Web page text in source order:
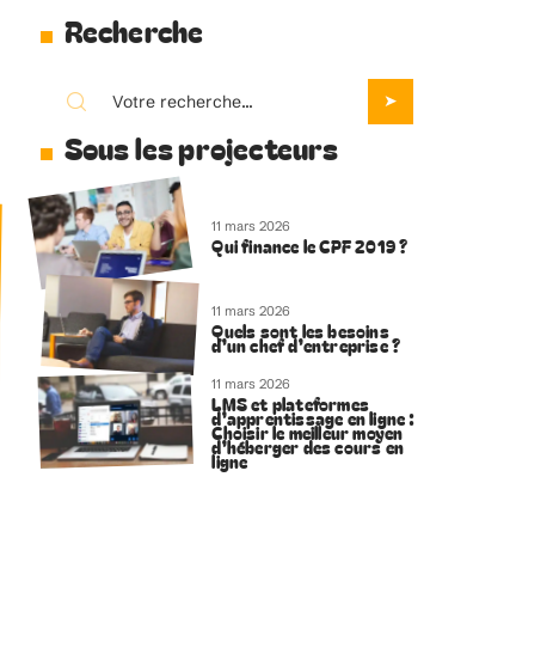
Recherche
Sous les projecteurs
11 mars 2026
Qui finance le CPF 2019 ?
11 mars 2026
Quels sont les besoins
d’un chef d’entreprise ?
11 mars 2026
LMS et plateformes
d’apprentissage en ligne :
Choisir le meilleur moyen
d’héberger des cours en
ligne